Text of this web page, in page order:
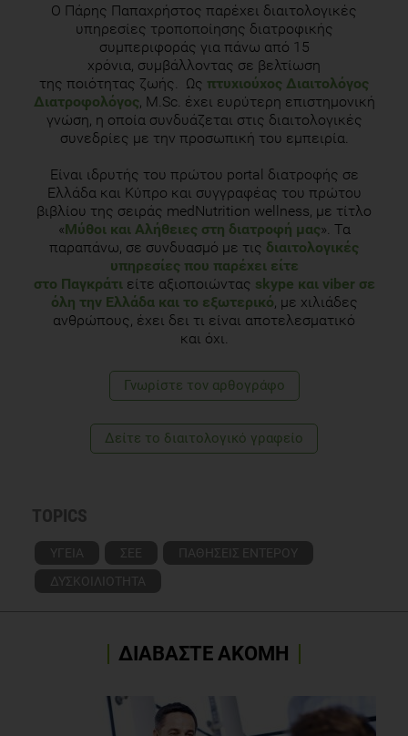
Ο Πάρης Παπαχρήστος παρέχει διαιτολογικές
υπηρεσίες τροποποίησης διατροφικής
συμπεριφοράς για πάνω από 15
χρόνια, συμβάλλοντας σε βελτίωση
της ποιότητας ζωής. Ως πτυχιούχος Διαιτολόγος
Διατροφολόγος, M.Sc. έχει ευρύτερη επιστημονική
γνώση, η οποία συνδυάζεται στις διαιτολογικές
συνεδρίες με την προσωπική του εμπειρία.
Είναι ιδρυτής του πρώτου portal διατροφής σε
Ελλάδα και Κύπρο και συγγραφέας του πρώτου
βιβλίου της σειράς medNutrition wellness, με τίτλο
«Μύθοι και Αλήθειες στη διατροφή μας». Τα
παραπάνω, σε συνδυασμό με τις διαιτολογικές
υπηρεσίες που παρέχει είτε
στο Παγκράτι είτε αξιοποιώντας skype και viber σε
όλη την Ελλάδα και το εξωτερικό , με χιλιάδες
ανθρώπους, έχει δει τι είναι αποτελεσματικό
και όχι.
Γνωρίστε τoν αρθογράφο
Δείτε το διαιτολογικό γραφείο
TOPICS
ΥΓΕΙΑ ΣΕΕ
ΠΑΘΗΣΕΙΣ ΕΝΤΕΡΟΥ
ΔΥΣΚΟΙΛΙΟΤΗΤΑ
ΔΙΑΒΑΣΤΕ ΑΚΟΜΗ